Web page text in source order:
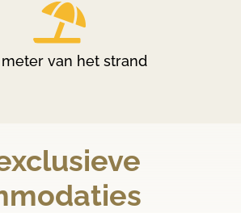

van het strand